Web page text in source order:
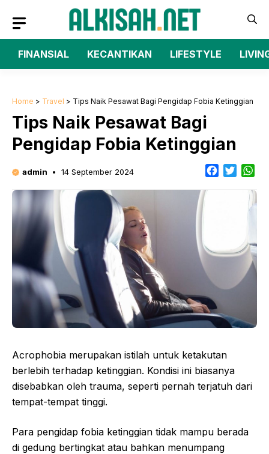
isi
FINANSIAL
KECANTIKAN LIFESTYLE
Home > Travel > Tips Naik Pesawat Bagi Pengidap Fobia Ketinggian
Tips Naik Pesawat Bagi
Pengidap Fobia Ketinggian
admin 14 September 2024
o
r
a
p
p
Acrophobia merupakan istilah untuk ketakutan
berlebih terhadap ketinggian. Kondisi ini biasanya
disebabkan oleh trauma, seperti pernah terjatuh dari
tempat-tempat tinggi.
Para pengidap fobia ketinggian tidak mampu berada
di gedung bertingkat atau bahkan menumpang